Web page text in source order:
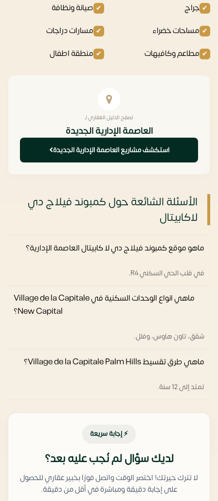
جراج
صيانة ونظافة
مساحات خضراء
مسارات دراجات
مطاعم وكافيهات
منطقة اطفال
تصفح الدليل العقاري لـ
العاصمة الإدارية الجديدة
استكشف مشاريع العاصمة الإدارية الجديدة
الأسئلة الشائعة حول كمبوند فيلاج دي
لاكابيتال
ماهو موقع كمبوند فيلاج دي لا كابيتال العاصمة الإدارية؟
في قلب الحي السكني R4.
ماهي انواع الوحدات السكنية في Village de la Capitale
New Capital؟
شقق، تاون هاوس، وفلل.
ماهي طرق تقسيط Village de la Capitale Palm Hills؟
تمتد إلى 12 سنة.
⚡ إجابة سريعة
لديك سؤال لم نُجب عليه بعد؟
لا تترك حيرتك! اختصر الوقت واتصل فورًا بخبير عقاري للحصول
على إجابة دقيقة ومباشرة في أقل من دقيقة.